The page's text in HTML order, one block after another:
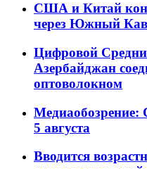
США и Китай
через Южный
Цифровой
Азербайджан
оптоволокном
Медиаобозрение:
5 августа
Вводится